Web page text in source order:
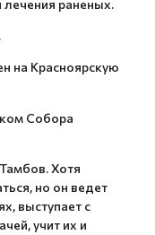
лечения раненых.
на Красноярскую
Собора
Хотя
но он ведет
выступает с
учит их и